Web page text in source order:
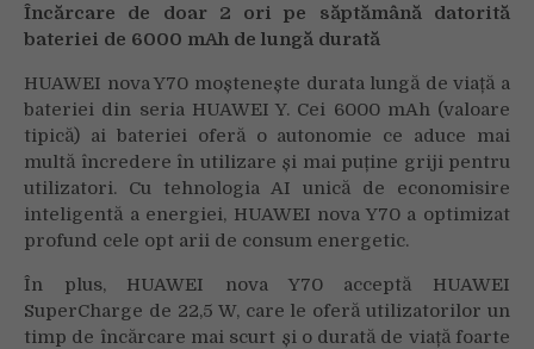
Încărcare de doar 2 ori pe săptămână datorită
bateriei de 6000 mAh de lungă durată
HUAWEI nova Y70 moștenește durata lungă de viață a
bateriei din seria HUAWEI Y. Cei 6000 mAh (valoare
tipică) ai bateriei oferă o autonomie ce aduce mai
multă încredere în utilizare și mai puține griji pentru
utilizatori. Cu tehnologia AI unică de economisire
inteligentă a energiei, HUAWEI nova Y70 a optimizat
profund cele opt arii de consum energetic.
În plus, HUAWEI nova Y70 acceptă HUAWEI
SuperCharge de 22,5 W, care le oferă utilizatorilor un
timp de încărcare mai scurt și o durată de viață foarte